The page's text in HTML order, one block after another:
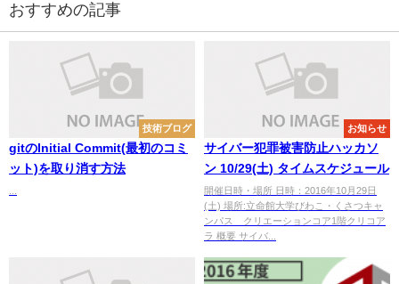
おすすめの記事
技術ブログ
gitのInitial Commit(最初のコミ
ット)を取り消す方法
お知らせ
サイバー犯罪被害防止ハッカソ
ン 10/29(土) タイムスケジュール
開催日時・場所 日時：2016年10月29日
(土) 場所:立命館大学びわこ・くさつキャ
ンパス クリエーションコア1階クリコア
ラ 概要 サイバ...